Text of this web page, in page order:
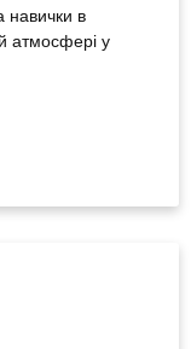
навички в
атмосфері у